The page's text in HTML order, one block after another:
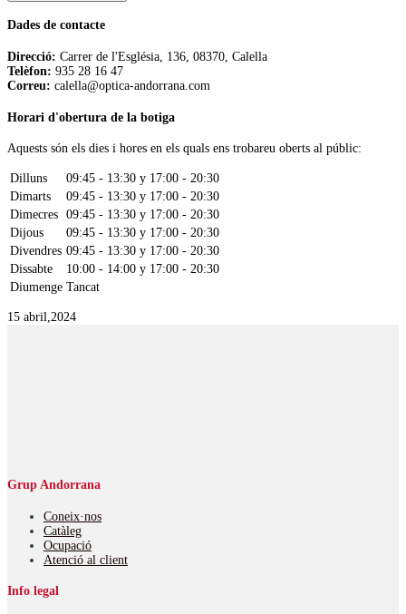
Dades de contacte
Direcció: Carrer de l'Església, 136, 08370, Calella
Telèfon: 935 28 16 47
Correu: calella@optica-andorrana.com
Horari d'obertura de la botiga
Aquests són els dies i hores en els quals ens trobareu oberts al públic:
Dilluns
09:45 - 13:30 y 17:00 - 20:30
Dimarts
09:45 - 13:30 y 17:00 - 20:30
Dimecres 09:45 - 13:30 y 17:00 - 20:30
Dijous
09:45 - 13:30 y 17:00 - 20:30
Divendres 09:45 - 13:30 y 17:00 - 20:30
Dissabte
10:00 - 14:00 y 17:00 - 20:30
Diumenge Tancat
15 abril,2024
Grup Andorrana
Coneix·nos
Catàleg
Ocupació
Atenció al client
Info legal